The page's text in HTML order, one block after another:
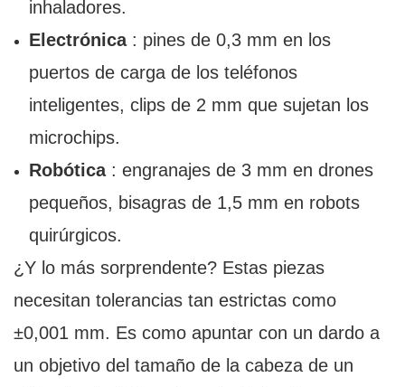
inhaladores.
Electrónica: pines de 0,3 mm en los
puertos de carga de los teléfonos
inteligentes, clips de 2 mm que sujetan los
microchips.
Robótica: engranajes de 3 mm en drones
pequeños, bisagras de 1,5 mm en robots
quirúrgicos.
¿Y lo más sorprendente? Estas piezas
necesitan tolerancias tan estrictas como
±0,001 mm. Es como apuntar con un dardo a
un objetivo del tamaño de la cabeza de un